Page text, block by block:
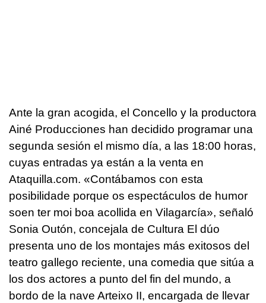
Ante la gran acogida, el Concello y la productora
Ainé Producciones han decidido programar una
segunda sesión el mismo día, a las 18:00 horas,
cuyas entradas ya están a la venta en
Ataquilla.com. «Contábamos con esta
posibilidade porque os espectáculos de humor
soen ter moi boa acollida en Vilagarcía», señaló
Sonia Outón, concejala de Cultura El dúo
presenta uno de los montajes más exitosos del
teatro gallego reciente, una comedia que sitúa a
los dos actores a punto del fin del mundo, a
bordo de la nave Arteixo II, encargada de llevar